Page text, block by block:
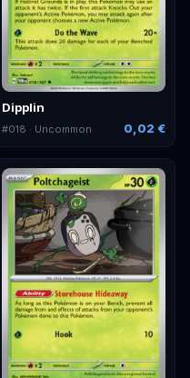
Dipplin
#018 · Uncommon 0,02 €